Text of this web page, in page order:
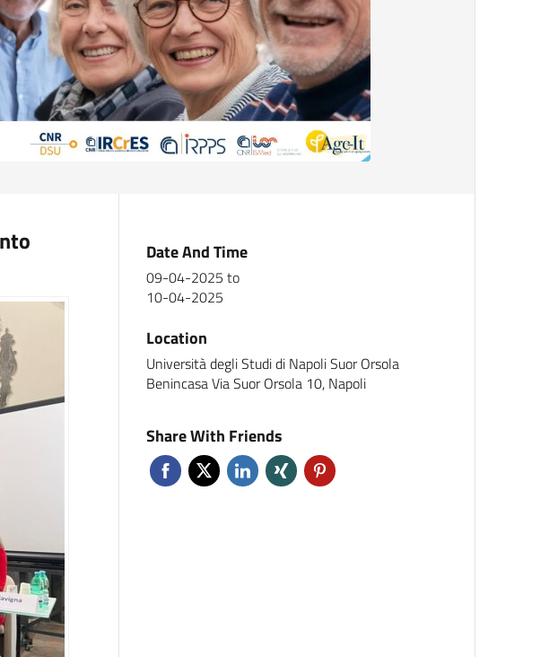
Date And Time
09-04-2025 to
10-04-2025
Location
Università degli Studi di Napoli Suor Orsola
Benincasa Via Suor Orsola 10, Napoli
Share With Friends